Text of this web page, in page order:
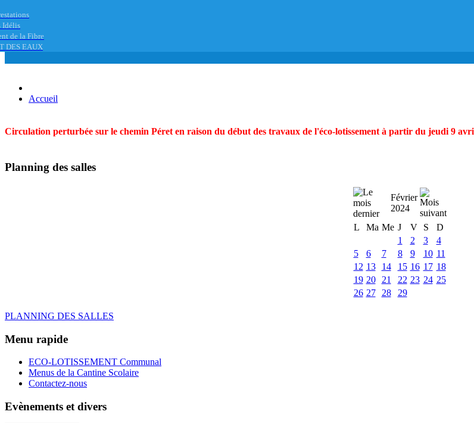
Idélis
de la Fibre
DES EAUX
Accueil
Circulation perturbée sur le chemin Péret en raison du début des travaux de l'éco-lotissement à partir du jeudi 9
Planning des salles
Février
2024
L
Ma Me J V S
D
1
2 3
4
5
6 7 8 9 10 11
12 13 14 15 16 17 18
19 20 21 22 23 24 25
26 27 28 29
PLANNING DES SALLES
Menu rapide
ECO-LOTISSEMENT Communal
Menus de la Cantine Scolaire
Contactez-nous
Evènements et divers